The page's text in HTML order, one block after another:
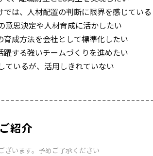
では、人材配置の判断に限界を感じている
意思決定や人材育成に活かしたい
育成方法を会社として標準化したい
躍する強いチームづくりを進めたい
ているが、活用しきれていない
紹介
ざいます。予めご了承ください